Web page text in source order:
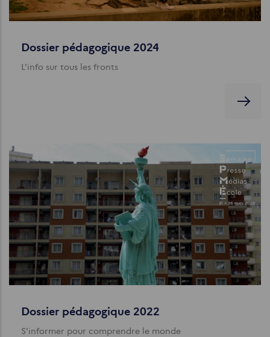
Dossier pédagogique 2024
L'info sur tous les fronts
Dossier pédagogique 2022
S'informer pour comprendre le monde